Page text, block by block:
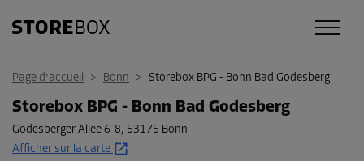
Page d'accueil > Bonn > Storebox BPG - Bonn Bad Godesberg
Storebox BPG - Bonn Bad Godesberg
Godesberger Allee 6-8, 53175 Bonn
Afficher sur la carte